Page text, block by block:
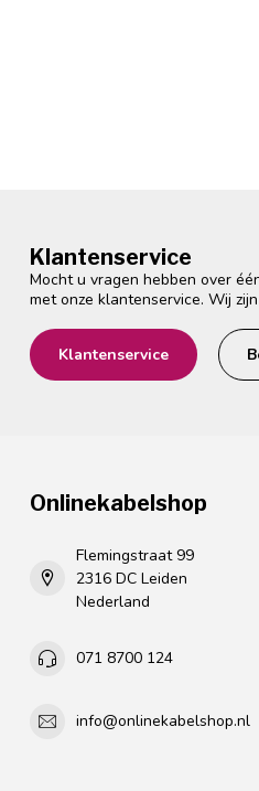
Klantenservice
Mocht u vragen hebben over
met onze klantenservice. Wij
Klantenservice
Onlinekabelshop
Flemingstraat 99
2316 DC Leiden
Nederland
071 8700 124
info@onlinekabelshop.nl